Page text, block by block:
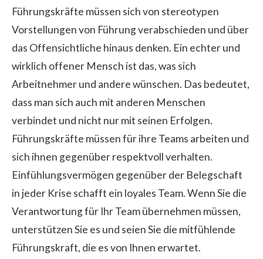
Führungskräfte müssen sich von stereotypen
Vorstellungen von Führung verabschieden und über
das Offensichtliche hinaus denken. Ein echter und
wirklich offener Mensch ist das, was sich
Arbeitnehmer und andere wünschen. Das bedeutet,
dass man sich auch mit anderen Menschen
verbindet und nicht nur mit seinen Erfolgen.
Führungskräfte müssen für ihre Teams arbeiten und
sich ihnen gegenüber respektvoll verhalten.
Einfühlungsvermögen gegenüber der Belegschaft
in jeder Krise schafft ein loyales Team. Wenn Sie die
Verantwortung für Ihr Team übernehmen müssen,
unterstützen Sie es und seien Sie die mitfühlende
Führungskraft, die es von Ihnen erwartet.